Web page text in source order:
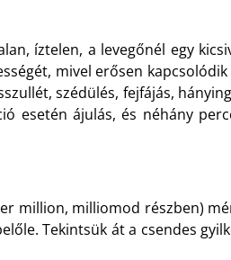
íztelen, a levegőnél egy
mivel erősen kapcsolódik
szédülés, fejfájás,
esetén ájulás, és néhány
million, milliomod részben)
Tekintsük át a csendes